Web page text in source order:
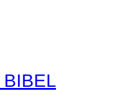
BIBEL